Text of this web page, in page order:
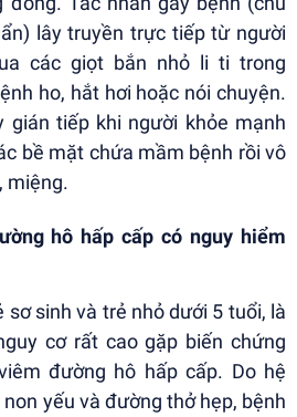
lây truyền trực tiếp từ người
các giọt bắn nhỏ li ti trong
ho, hắt hơi hoặc nói chuyện.
gián tiếp khi người khỏe mạnh
bề mặt chứa mầm bệnh rồi vô
miệng.
hô hấp cấp có nguy hiểm
sơ sinh và trẻ nhỏ dưới 5 tuổi, là
cơ rất cao gặp biến chứng
đường hô hấp cấp. Do hệ
yếu và đường thở hẹp, bệnh